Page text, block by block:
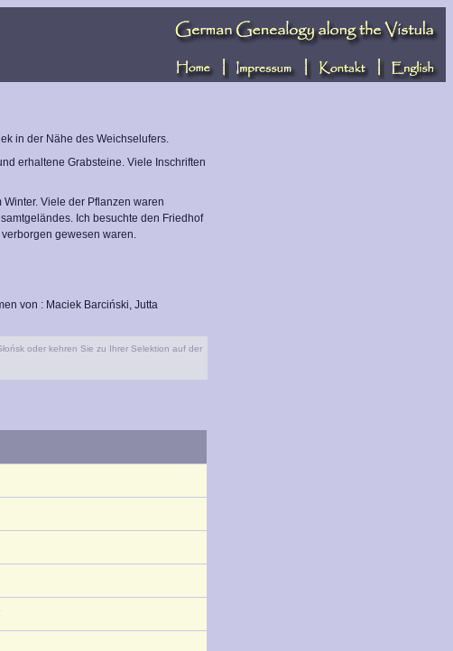
in der Nähe des Weichselufers.
erhaltene Grabsteine. Viele Inschriften
Viele der Pflanzen waren
Ich besuchte den Friedhof
gewesen waren.
von : Maciek Barciński, Jutta
oder kehren Sie zu Ihrer Selektion auf der